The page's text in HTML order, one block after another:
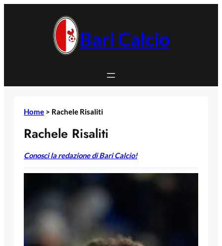
Bari Calcio
Home > Rachele Risaliti
Rachele Risaliti
Conosci la redazione di Bari Calcio!